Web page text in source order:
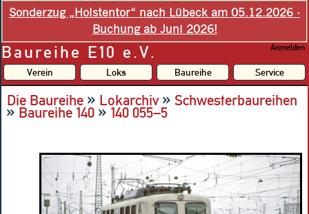
Sonderzug „Holstentor“ nach Lübeck am 05.12.2026 -
Buchung ab Juni 2026!
Baureihe E10 e.V. Anmelden
Verein Loks Baureihe Service
Die Baureihe » Lokarchiv» Schwesterbaureihen
»Baureihe 140 »140 055–5